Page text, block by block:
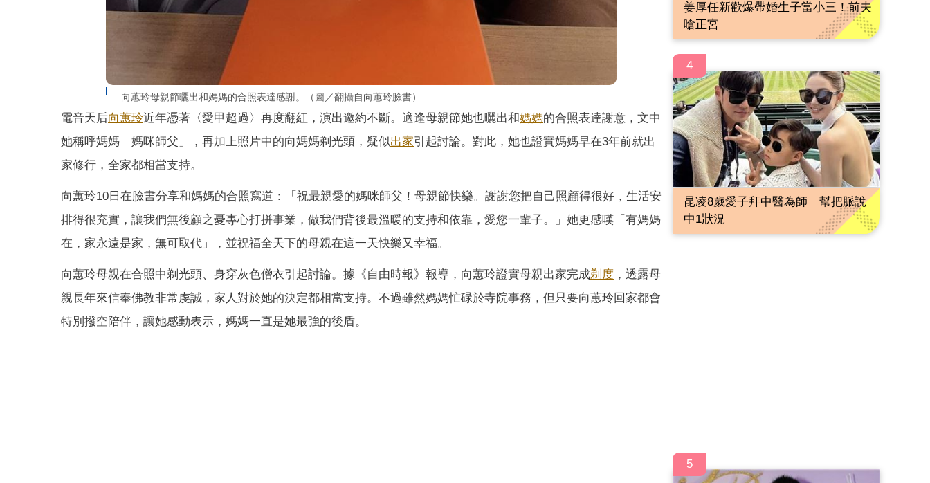
向蕙玲母親節曬出和媽媽的合照表達感謝。（圖／翻攝自向蕙玲臉書）
電音天后向蕙玲近年憑著〈愛甲超過〉再度翻紅，演出邀約不斷。適逢母親節她也曬出和媽媽的合照表達謝意，文中
她稱呼媽媽「媽咪師父」，再加上照片中的向媽媽剃光頭，疑似出家引起討論。對此，她也證實媽媽早在3年前就出
家修行，全家都相當支持。
向蕙玲10日在臉書分享和媽媽的合照寫道：「祝最親愛的媽咪師父！母親節快樂。謝謝您把自己照顧得很好，生活安
排得很充實，讓我們無後顧之憂專心打拼事業，做我們背後最溫暖的支持和依靠，愛您一輩子。」她更感嘆「有媽媽
在，家永遠是家，無可取代」，並祝福全天下的母親在這一天快樂又幸福。
向蕙玲母親在合照中剃光頭、身穿灰色僧衣引起討論。據《自由時報》報導，向蕙玲證實母親出家完成剃度 ，透露母
親長年來信奉佛教非常虔誠，家人對於她的決定都相當支持。不過雖然媽媽忙碌於寺院事務，但只要向蕙玲回家都會
特別撥空陪伴，讓她感動表示，媽媽一直是她最強的後盾。
姜厚任新歡爆帶婚生子當小三！前夫
嗆正宮
4
昆凌8歲愛子拜中醫為師 幫把脈說
中1狀況
5